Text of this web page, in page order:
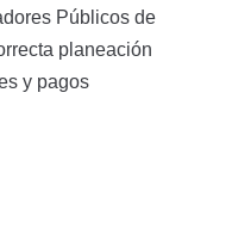
Públicos de
planeación
y pagos